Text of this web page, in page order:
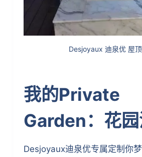
Desjoyaux 迪泉优 屋
我的Private
Garden：花
Desjoyaux迪泉优专属定制你